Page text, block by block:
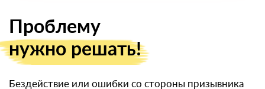
Проблему
нужно решать!
Бездействие или ошибки со стороны призывника